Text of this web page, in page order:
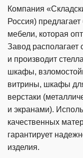
Компания
Россия)
мебели, которая
Завод
и производит
шкафы,
витрины, шкафы
верстаки
и экранами).
качественных
гарантирует
изделия.